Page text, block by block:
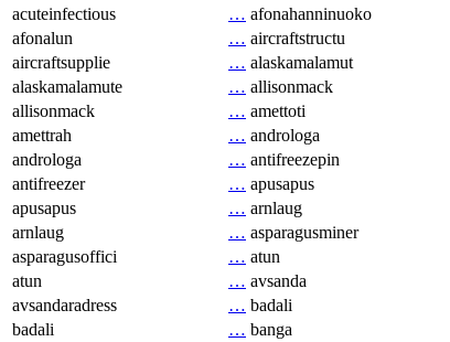
acuteinfectious
… afonahanninuoko
afonalun
… aircraftstructu
aircraftsupplie
… alaskamalamut
alaskamalamute
… allisonmack
allisonmack
… amettoti
amettrah
… androloga
androloga
… antifreezepin
antifreezer
… apusapus
apusapus
… arnlaug
arnlaug
… asparagusminer
asparagusoffici
… atun
atun
… avsanda
avsandaradress
… badali
badali
… banga